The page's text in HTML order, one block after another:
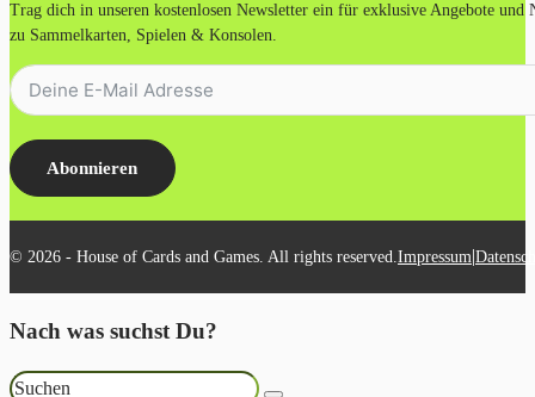
Trag dich in unseren kostenlosen Newsletter ein für exklusive Angebote und
zu Sammelkarten, Spielen & Konsolen.
Abonnieren
© 2026 - House of Cards and Games. All rights reserved. Impressum
Nach was suchst Du?
Suchen